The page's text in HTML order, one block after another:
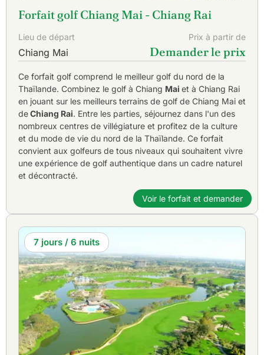
Forfait golf Chiang Mai - Chiang Rai
Lieu de départ Prix à partir de
Chiang Mai Demander le prix
Ce forfait golf comprend le meilleur golf du nord de la
Thaïlande. Combinez le golf à Chiang Mai et à Chiang Rai
en jouant sur les meilleurs terrains de golf de Chiang Mai et
deChiang Rai. Entre les parties, séjournez dans l'un des
nombreux centres de villégiature et profitez de la culture
et du mode de vie du nord de la Thaïlande. Ce forfait
convient aux golfeurs de tous niveaux qui souhaitent vivre
une expérience de golf authentique dans un cadre naturel
et décontracté.
Voir le forfait et demander
7 jours / 6 nuits